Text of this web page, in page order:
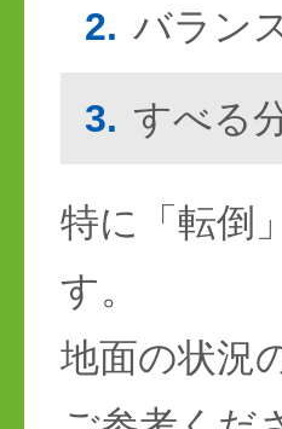
2. バラン
3. すべる
特に「転倒
す。
地面の状況